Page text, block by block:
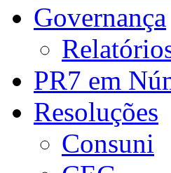
Governança
PR7 em
Resoluções
Consuni